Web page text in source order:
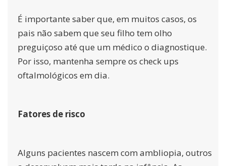
É importante saber que, em muitos casos, os
pais não sabem que seu filho tem olho
preguiçoso até que um médico o diagnostique.
Por isso, mantenha sempre os check ups
oftalmológicos em dia.
Fatores de risco
Alguns pacientes nascem com ambliopia, outros